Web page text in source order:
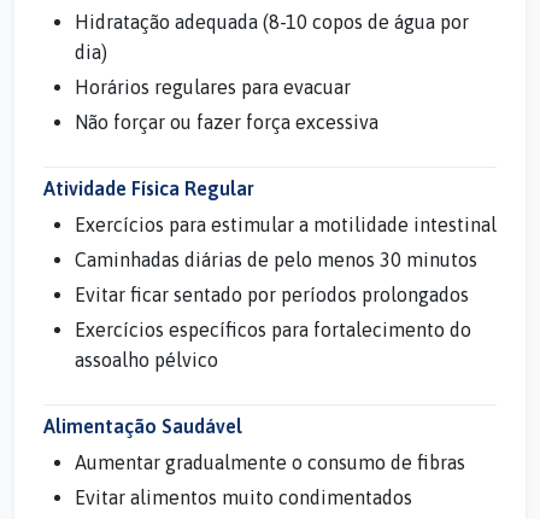
Hidratação adequada (8-10 copos de água por
dia)
Horários regulares para evacuar
Não forçar ou fazer força excessiva
Atividade Física Regular
Exercícios para estimular a motilidade intestinal
Caminhadas diárias de pelo menos 30 minutos
Evitar ficar sentado por períodos prolongados
Exercícios específicos para fortalecimento do
assoalho pélvico
Alimentação Saudável
Aumentar gradualmente o consumo de fibras
Evitar alimentos muito condimentados